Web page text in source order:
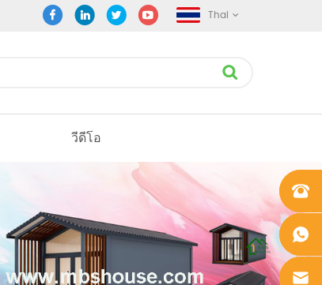
Thai
วีดีโอ
+861862
0106756
+861862